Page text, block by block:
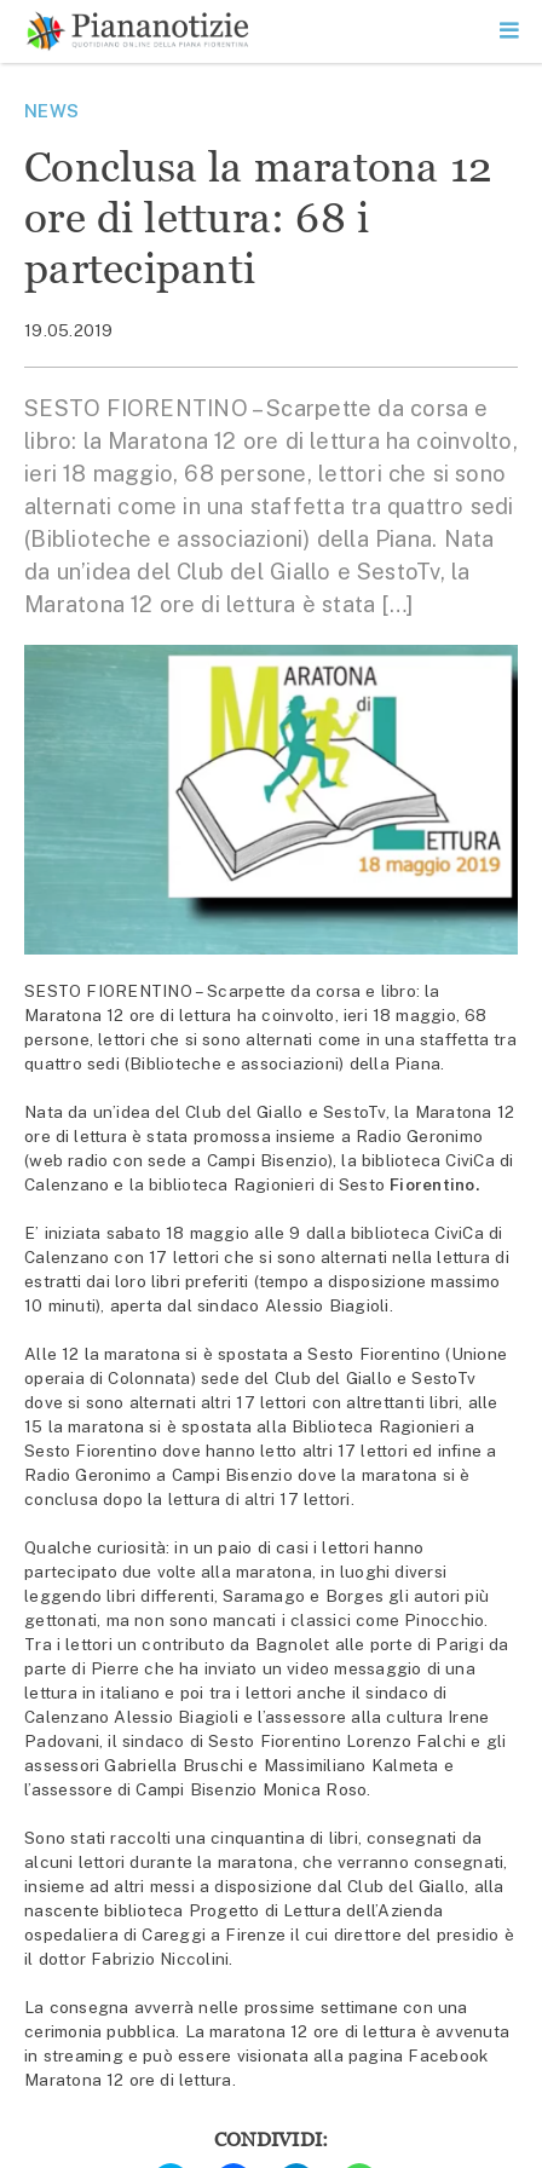
contenuto
SEARCH
NEWS
Conclusa la maratona 12
ore di lettura: 68 i
partecipanti
19.05.2019
SESTO FIORENTINO – Scarpette da corsa e
libro: la Maratona 12 ore di lettura ha coinvolto,
ieri 18 maggio, 68 persone, lettori che si sono
alternati come in una staffetta tra quattro sedi
(Biblioteche e associazioni) della Piana. Nata
da un’idea del Club del Giallo e SestoTv, la
Maratona 12 ore di lettura è stata […]
SESTO FIORENTINO – Scarpette da corsa e libro: la
Maratona 12 ore di lettura ha coinvolto, ieri 18 maggio, 68
persone, lettori che si sono alternati come in una staffetta tra
quattro sedi (Biblioteche e associazioni) della Piana.
Nata da un’idea del Club del Giallo e SestoTv, la Maratona 12
ore di lettura è stata promossa insieme a Radio Geronimo
(web radio con sede a Campi Bisenzio), la biblioteca CiviCa di
Calenzano e la biblioteca Ragionieri di Sesto Fiorentino.
E’ iniziata sabato 18 maggio alle 9 dalla biblioteca CiviCa di
Calenzano con 17 lettori che si sono alternati nella lettura di
estratti dai loro libri preferiti (tempo a disposizione massimo
10 minuti), aperta dal sindaco Alessio Biagioli.
Alle 12 la maratona si è spostata a Sesto Fiorentino (Unione
operaia di Colonnata) sede del Club del Giallo e SestoTv
dove si sono alternati altri 17 lettori con altrettanti libri, alle
15 la maratona si è spostata alla Biblioteca Ragionieri a
Sesto Fiorentino dove hanno letto altri 17 lettori ed infine a
Radio Geronimo a Campi Bisenzio dove la maratona si è
conclusa dopo la lettura di altri 17 lettori.
Qualche curiosità: in un paio di casi i lettori hanno
partecipato due volte alla maratona, in luoghi diversi
leggendo libri differenti, Saramago e Borges gli autori più
gettonati, ma non sono mancati i classici come Pinocchio.
Tra i lettori un contributo da Bagnolet alle porte di Parigi da
parte di Pierre che ha inviato un video messaggio di una
lettura in italiano e poi tra i lettori anche il sindaco di
Calenzano Alessio Biagioli e l’assessore alla cultura Irene
Padovani, il sindaco di Sesto Fiorentino Lorenzo Falchi e gli
assessori Gabriella Bruschi e Massimiliano Kalmeta e
l’assessore di Campi Bisenzio Monica Roso.
Sono stati raccolti una cinquantina di libri, consegnati da
alcuni lettori durante la maratona, che verranno consegnati,
insieme ad altri messi a disposizione dal Club del Giallo, alla
nascente biblioteca Progetto di Lettura dell’Azienda
ospedaliera di Careggi a Firenze il cui direttore del presidio è
il dottor Fabrizio Niccolini.
La consegna avverrà nelle prossime settimane con una
cerimonia pubblica. La maratona 12 ore di lettura è avvenuta
in streaming e può essere visionata alla pagina Facebook
Maratona 12 ore di lettura.
CONDIVIDI: